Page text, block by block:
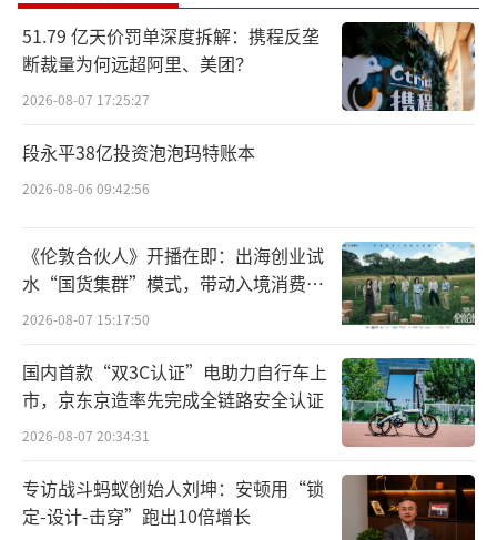
在此背景下，*ST景峰频频出现涨停，从7
月2日0.72元的收盘价涨至8月20日4.38元/股，
期间涨幅超过470%
在*ST景峰受到热议后，石药集团“接
手”该公司的意图也遭遇讨论。事实上，主营
现有产品亦无过多亮点可言。不过，石药集团
麾下确有不少中药资产，且近年来亦有过与新
诺威“H装A”之先例。因此，其也存在借*ST
景峰行资本运作之事的可能性。
石药集团成为重整投资人
纵观最近44个交易日，*ST景峰拿下了47
0%的涨幅，
51.79 亿天价罚单深度拆解：携程反垄
断裁量为何远超阿里、美团？
2026-08-07 17:25:27
段永平38亿投资泡泡玛特账本
2026-08-06 09:42:56
《伦敦合伙人》开播在即：出海创业试
水“国货集群”模式，带动入境消费反
向种草
2026-08-07 15:17:50
国内首款“双3C认证”电助力自行车上
市，京东京造率先完成全链路安全认证
2026-08-07 20:34:31
专访战斗蚂蚁创始人刘坤：安顿用“锁
定-设计-击穿”跑出10倍增长